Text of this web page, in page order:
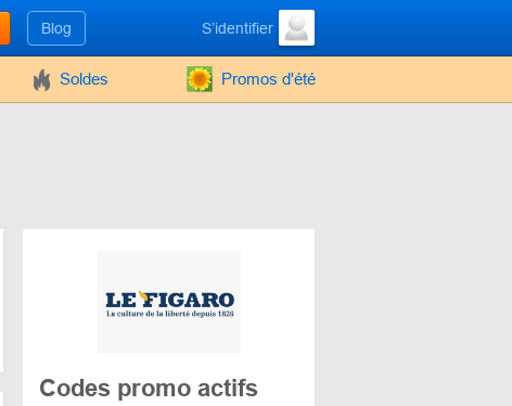
Blog S’identifier
Soldes Promos d'été
Codes promo actifs